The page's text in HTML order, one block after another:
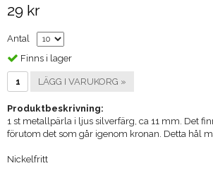
29 kr
Antal
Finns i lager
LÄGG I VARUKORG »
Produktbeskrivning:
1 st metallpärla i ljus silverfärg, ca 11 mm. Det
förutom det som går igenom kronan. Detta hål
Nickelfritt